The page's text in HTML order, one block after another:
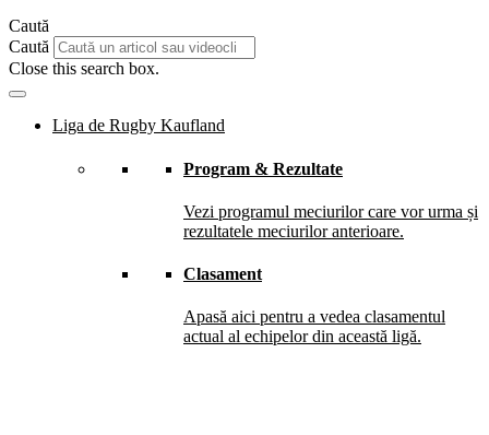
Caută
Caută
Close this search box.
Liga de Rugby Kaufland
Program & Rezultate
Vezi programul meciurilor care vor urma și
rezultatele meciurilor anterioare.
Clasament
Apasă aici pentru a vedea clasamentul
actual al echipelor din această ligă.